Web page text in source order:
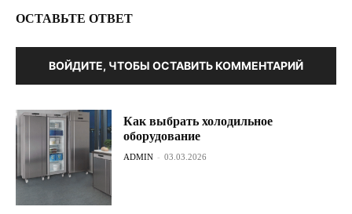
ОСТАВЬТЕ ОТВЕТ
ВОЙДИТЕ, ЧТОБЫ ОСТАВИТЬ КОММЕНТАРИЙ
Как выбрать холодильное
оборудование
ADMIN - 03.03.2026